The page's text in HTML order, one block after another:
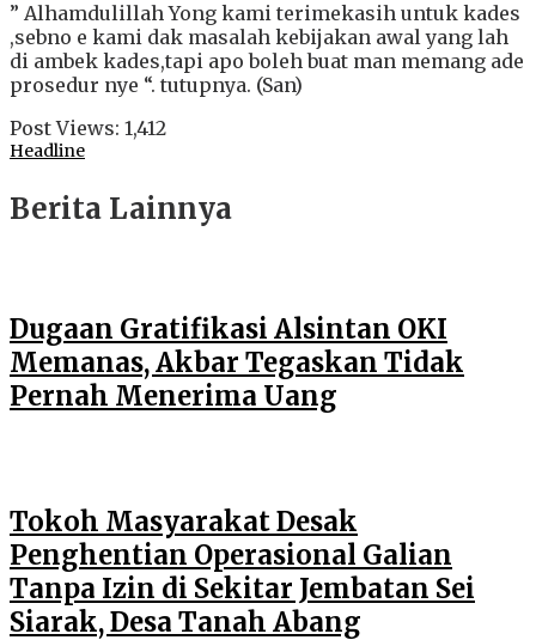
” Alhamdulillah Yong kami terimekasih untuk kades
,sebno e kami dak masalah kebijakan awal yang lah
di ambek kades,tapi apo boleh buat man memang ade
prosedur nye “. tutupnya. (San)
Post Views: 1,412
Headline
Berita Lainnya
Dugaan Gratifikasi Alsintan OKI
Memanas, Akbar Tegaskan Tidak
Pernah Menerima Uang
Tokoh Masyarakat Desak
Penghentian Operasional Galian
Tanpa Izin di Sekitar Jembatan Sei
Siarak, Desa Tanah Abang